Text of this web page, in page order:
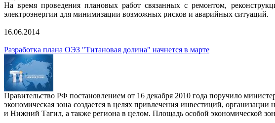
На время проведения плановых работ связанных с ремонтом,
электроэнергии для минимизации возможных рисков и аварийных ситуаций.
16.06.2014
Разработка плана ОЭЗ "Титановая долина" начнется в марте
Правительство РФ постановлением от 16 декабря 2010 года поручило
экономическая зона создается в целях привлечения инвестиций,
и Нижний Тагил, а также региона в целом. Площадь особой экономической